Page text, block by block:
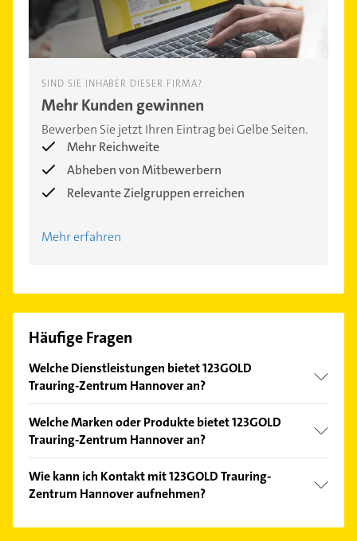
SIND SIE INHABER DIESER FIRMA?
Mehr Kunden gewinnen
Bewerben Sie jetzt Ihren Eintrag bei Gelbe Seiten.
Mehr Reichweite
Abheben von Mitbewerbern
Relevante Zielgruppen erreichen
Mehr erfahren
Häufige Fragen
Welche Dienstleistungen bietet 123GOLD
Trauring-Zentrum Hannover an?
selbst gestalten, Eheringe/Trauringe selbst
gestalten, Verlobungsring selbst gestalten, Vor-Ort-
Welche Marken oder Produkte bietet 123GOLD
Trauring-Zentrum Hannover an?
acredo, eternal touch, Steinberg und Merii.
Wie kann ich Kontakt mit 123GOLD Trauring-
Zentrum Hannover aufnehmen?